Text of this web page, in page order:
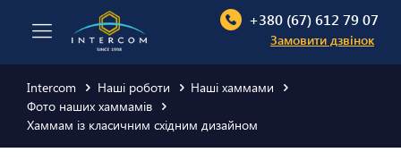
+380 (67) 612 79 07
Замовити дзвінок
Intercom Наші роботи
Наші хаммами
Фото наших хаммамів
Хаммам із класичним східним дизайном